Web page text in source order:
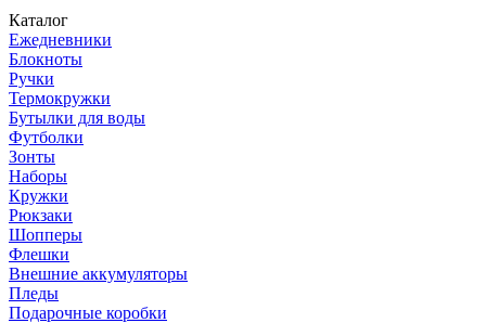
Каталог
Ежедневники
Блокноты
Ручки
Термокружки
Бутылки для воды
Футболки
Зонты
Наборы
Кружки
Рюкзаки
Шопперы
Флешки
Внешние аккумуляторы
Пледы
Подарочные коробки